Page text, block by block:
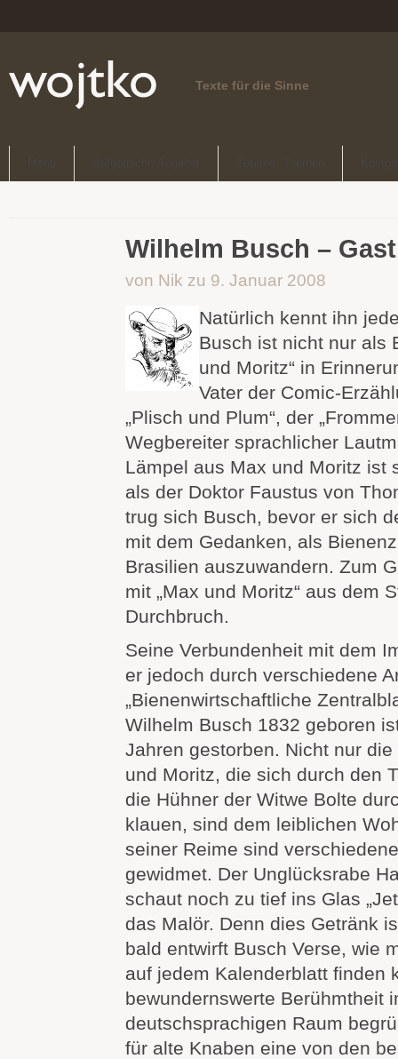
Texte für die Sinne
Wilhelm Busch –
von Nik zu 9. Januar 2008
Natürlich kennt ihn
Busch ist nicht nur als
und Moritz“ in
Vater der Comic-
„Plisch und Plum“, der
Wegbereiter sprachlicher
Lämpel aus Max und Moritz ist
als der Doktor Faustus von
trug sich Busch, bevor er sich
mit dem Gedanken, als
Brasilien auszuwandern. Zum
mit „Max und Moritz“ aus dem
Durchbruch.
Seine Verbundenheit mit dem
er jedoch durch verschiedene
„Bienenwirtschaftliche
Wilhelm Busch 1832 geboren
Jahren gestorben. Nicht nur
und Moritz, die sich durch den
die Hühner der Witwe Bolte
klauen, sind dem leiblichen
seiner Reime sind
gewidmet. Der Unglücksrabe
schaut noch zu tief ins Glas
das Malör. Denn dies Getränk
bald entwirft Busch Verse, wie
auf jedem Kalenderblatt finden
bewundernswerte Berühmtheit
deutschsprachigen Raum
für alte Knaben eine von den